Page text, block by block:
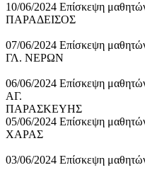
10/06/2024 Επίσκεψη
ΠΑΡΑΔΕΙΣΟΣ
07/06/2024 Επίσκεψη
ΓΛ. ΝΕΡΩΝ
06/06/2024 Επίσκεψη
ΑΓ.
ΠΑΡΑΣΚΕΥΗΣ
05/06/2024 Επίσκεψη
ΧΑΡΑΣ
03/06/2024 Επίσκεψη